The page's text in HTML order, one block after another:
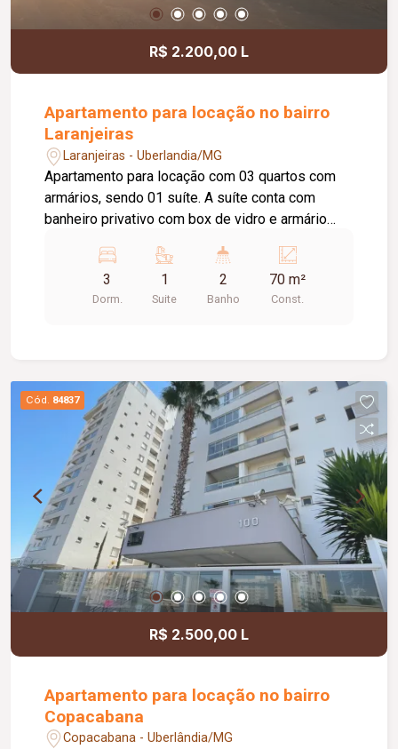
R$ 2.200,00 L
Apartamento para locação no bairro
Laranjeiras
Laranjeiras - Uberlandia/MG
Apartamento para locação com 03 quartos com
armários, sendo 01 suíte. A suíte conta com
banheiro privativo com box de vidro e armário
ambientes, e sacada. Cozinha com armários e
cooktop, além de área de serviço. O imóvel
possui ainda 01 banheiro social com box de vidro
playground, academia, salão de festas, piscina e
quadra esportiva.
3
Dorm.
1
Suite
2
Banho
70 m²
Const.
Cód. 84837
R$ 2.500,00 L
Apartamento para locação no bairro
Copacabana
Copacabana - Uberlândia/MG